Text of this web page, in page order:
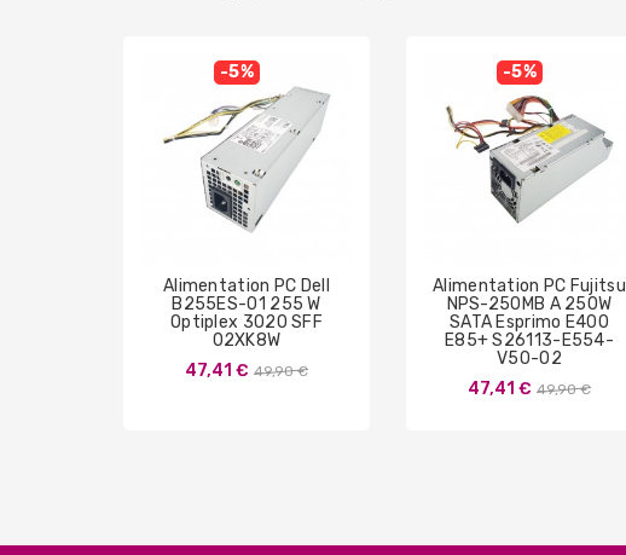
-5%
Alimentation PC Dell
B255ES-01 255 W
Optiplex 3020 SFF
02XK8W
47,41 € Prix
49,90 €
-5%
Alimentation PC Fujitsu
NPS-250MB A 250W
SATA Esprimo E400
E85+ S26113-E554-
V50-02
47,41 € Prix
49,90 €